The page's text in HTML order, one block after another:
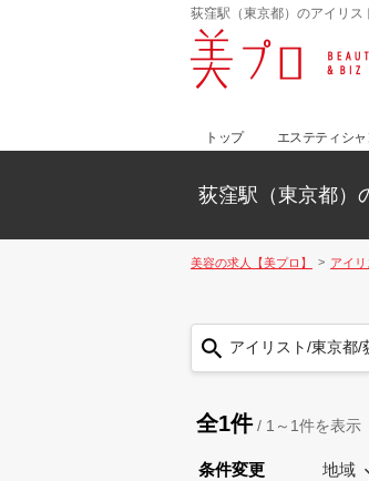
荻窪駅（東京都）のアイリス
トップ エステティシャ
荻窪駅（東京都）
美容の求人【美プロ】 アイリ
アイリスト/東京都/
全1件/ 1～1件を表示
条件変更 地域